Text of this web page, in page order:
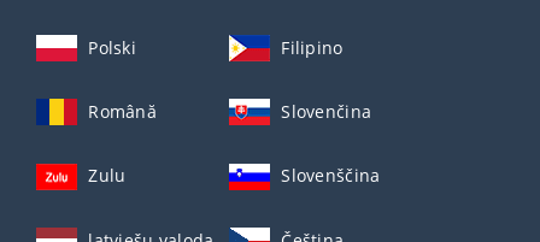
Polski Filipino
Română Slovenčina
Zulu Slovenščina